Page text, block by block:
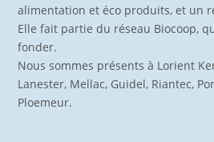
alimentation et éco produits, et un
Elle fait partie du réseau Biocoop,
fonder.
Nous sommes présents à Lorient
Lanester, Mellac, Guidel, Riantec,
Ploemeur.